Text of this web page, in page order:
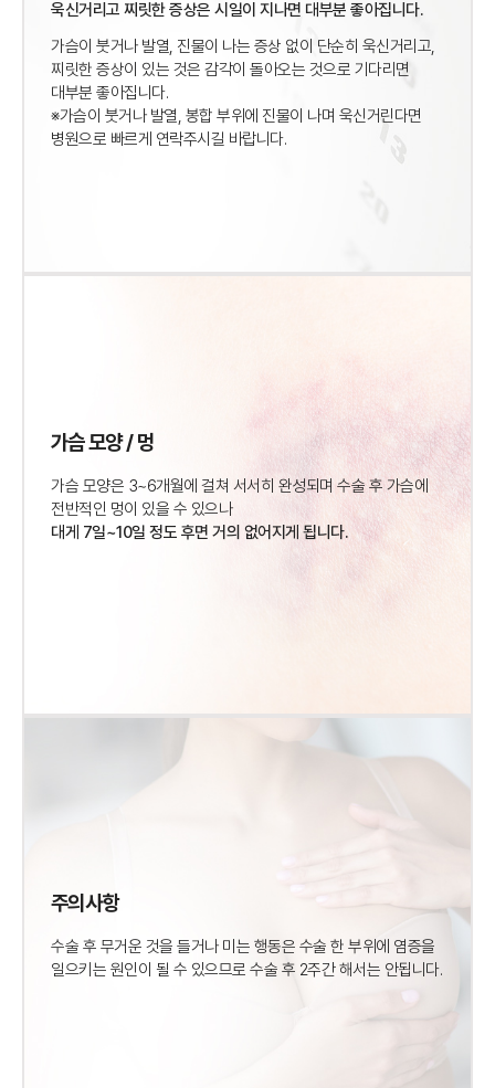
욱신거리고 찌릿한 증상은 시일이 지나면 대부분 좋아집니다.
가슴이 붓거나 발열, 진물이 나는 증상 없이 단순히 욱신거리고,
찌릿한 증상이 있는 것은 감각이 돌아오는 것으로 기다리면
대부분 좋아집니다.
※가슴이 붓거나 발열, 봉합 부위에 진물이 나며 욱신거린다면
병원으로 빠르게 연락주시길 바랍니다.
가슴 모양 / 멍
가슴 모양은 3~6개월에 걸쳐 서서히 완성되며수술 후 가슴에
전반적인 멍이 있을 수 있으나
대게 7일~10일 정도 후면 거의 없어지게 됩니다.
주의사항
수술 후 무거운 것을 들거나 미는 행동은 수술 한 부위에 염증을
일으키는 원인이 될 수 있으므로 수술 후 2주간 해서는 안됩니다.